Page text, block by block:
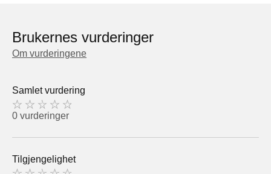
Brukernes vurderinger
Om vurderingene
Samlet vurdering
0 vurderinger
Tilgjengelighet